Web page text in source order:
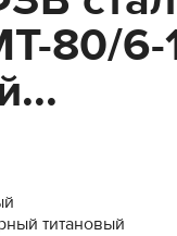
80/6-
титановый